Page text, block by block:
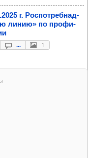
г. Рос­пот­реб­над­
линию» по про­фи­
... 1